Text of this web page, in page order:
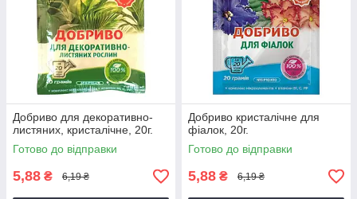
Добриво для декоративно-
листяних, кристалічне, 20г.
Готово до відправки
5,88 ₴ 6,19 ₴
Добриво кристалічне для
фіалок, 20г.
Готово до відправки
5,88 ₴ 6,19 ₴